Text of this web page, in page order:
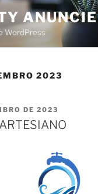
ANUNCIE
WordPress
2023
DE 2023